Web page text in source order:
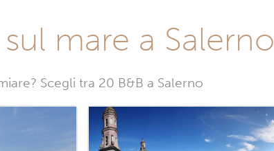
mare a Salerno
Scegli tra 20 B&B a Salerno